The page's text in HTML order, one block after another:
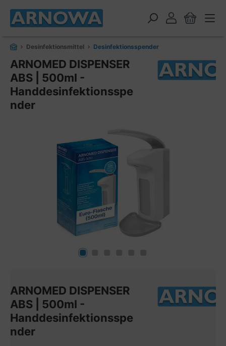
springen
Desinfektionsmittel Desinfektionsspender
ARNOMED DISPENSER
ABS | 500ml -
Handdesinfektionsspe
nder
ARNOMED DISPENSER
ABS | 500ml -
Handdesinfektionsspe
nder